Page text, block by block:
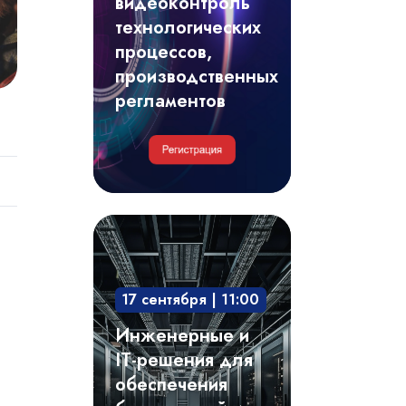
регламентов
технологических
процессов,
производственных
регламентов
Инженерные
и
IT-
решения
для
обеспечения
безотказной
17 сентября | 11:00
Инженерные и
IT-решения для
обеспечения